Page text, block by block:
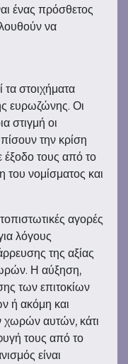
ένας πρόσθετος
να
τα στοιχήματα
ευρωζώνης. Οι
στιγμή οι
την κρίση
έξοδο τους από το
νομίσματος και
αγορές
λόγους
της αξίας
Η αύξηση,
των επιτοκίων
ή ακόμη και
χωρών αυτών, κάτι
τους από το
είναι